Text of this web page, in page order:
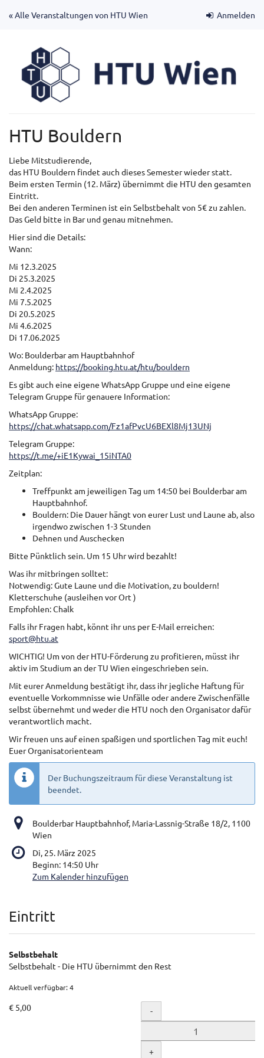
Zum
springen
Anmelden
« Alle Veranstaltungen von HTU Wien
HTU Bouldern
Liebe Mitstudierende,
das HTU Bouldern findet auch dieses Semester wieder statt.
Beim ersten Termin (12. März) übernimmt die HTU den gesamten
Eintritt.
Bei den anderen Terminen ist ein Selbstbehalt von 5€ zu zahlen.
Das Geld bitte in Bar und genau mitnehmen.
Hier sind die Details:
Wann:
Mi 12.3.2025
Di 25.3.2025
Mi 2.4.2025
Mi 7.5.2025
Di 20.5.2025
Mi 4.6.2025
Di 17.06.2025
Wo: Boulderbar am Hauptbahnhof
Anmeldung: https://booking.htu.at/htu/bouldern
Es gibt auch eine eigene WhatsApp Gruppe und eine eigene
Telegram Gruppe für genauere Information:
WhatsApp Gruppe:
https://chat.whatsapp.com/Fz1afPvcU6BEXl8Mj13UNj
Telegram Gruppe:
https://t.me/+iE1Kywai_15iNTA0
Zeitplan:
Treffpunkt am jeweiligen Tag um 14:50 bei Boulderbar am
Hauptbahnhof.
Bouldern: Die Dauer hängt von eurer Lust und Laune ab, also
irgendwo zwischen 1-3 Stunden
Dehnen und Auschecken
Bitte Pünktlich sein. Um 15 Uhr wird bezahlt!
Was ihr mitbringen solltet:
Notwendig: Gute Laune und die Motivation, zu bouldern!
Kletterschuhe (ausleihen vor Ort )
Empfohlen: Chalk
Falls ihr Fragen habt, könnt ihr uns per E-Mail erreichen:
sport@htu.at
WICHTIG! Um von der HTU-Förderung zu profitieren, müsst ihr
aktiv im Studium an der TU Wien eingeschrieben sein.
Mit eurer Anmeldung bestätigt ihr, dass ihr jegliche Haftung für
eventuelle Vorkommnisse wie Unfälle oder andere Zwischenfälle
selbst übernehmt und weder die HTU noch den Organisator dafür
verantwortlich macht.
Wir freuen uns auf einen spaßigen und sportlichen Tag mit euch!
Euer Organisatorienteam
Der Buchungszeitraum für diese Veranstaltung ist
beendet.
Boulderbar Hauptbahnhof, Maria-Lassnig-Straße 18/2, 1100
Wien
Di, 25. März 2025
Beginn: 14:50 Uhr
Zum Kalender hinzufügen
Produkte
Eintritt
Selbstbehalt
Selbstbehalt - Die HTU übernimmt den Rest
Aktuell verfügbar: 4
€ 5,00 Menge
-
+